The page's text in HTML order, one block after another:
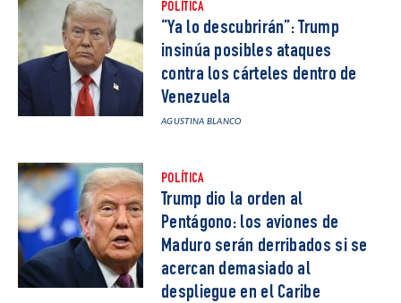
POLÍTICA
“Ya lo descubrirán”: Trump
insinúa posibles ataques
contra los cárteles dentro de
Venezuela
AGUSTINA BLANCO
POLÍTICA
Trump dio la orden al
Pentágono: los aviones de
Maduro serán derribados si se
acercan demasiado al
despliegue en el Caribe